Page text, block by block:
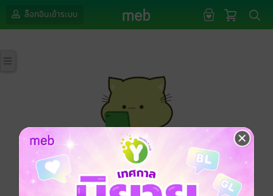
ล็อกอินเข้าระบบ
กรุณาเข้าสู่ระบบก่อนดำเนินรายการด้วยค่ะ